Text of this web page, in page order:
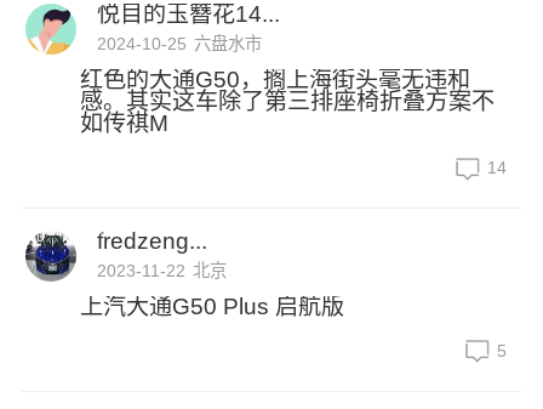
悦目的玉簪花14...
2024-10-25 六盘水市
红色的大通G50，搁上海街头毫无违和
感。其实这车除了第三排座椅折叠方案不
如传祺M
14
fredzeng...
2023-11-22 北京
上汽大通G50 Plus 启航版
5